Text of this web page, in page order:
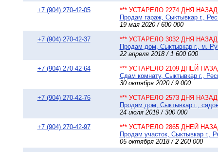
+7 (904) 270-42-05
*** УСТАРЕЛО 2274 ДНЯ НАЗАД
Продам гараж, Сыктывкар г.,
19 мая 2020 / 600 000
+7 (904) 270-42-37
*** УСТАРЕЛО 3032 ДНЯ НАЗАД
Продам дом, Сыктывкар г., м.
22 апреля 2018 / 1 600 000
+7 (904) 270-42-64
*** УСТАРЕЛО 2109 ДНЕЙ
Сдам комнату, Сыктывкар г.,
30 октября 2020 / 9 000
+7 (904) 270-42-76
*** УСТАРЕЛО 2573 ДНЯ НАЗАД
Продам дом, Сыктывкар г.,
24 июля 2019 / 300 000
+7 (904) 270-42-97
*** УСТАРЕЛО 2865 ДНЕЙ
Продам участок, Сыктывкар г.,
05 октября 2018 / 2 200 000